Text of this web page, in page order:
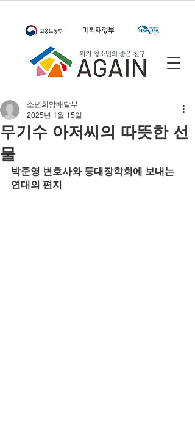
무기수 아저씨의 따뜻한 선
물
소년희망배달부
2025년 1월 15일
박준영 변호사와 등대장학회에 보내는
연대의 편지